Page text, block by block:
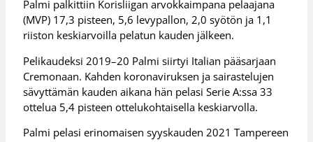
Palmi palkittiin Korisliigan arvokkaimpana pelaajana
(MVP) 17,3 pisteen, 5,6 levypallon, 2,0 syötön ja 1,1
riiston keskiarvoilla pelatun kauden jälkeen.
Pelikaudeksi 2019–20 Palmi siirtyi Italian pääsarjaan
Cremonaan. Kahden koronaviruksen ja sairastelujen
sävyttämän kauden aikana hän pelasi Serie A:ssa 33
ottelua 5,4 pisteen ottelukohtaisella keskiarvolla.
Palmi pelasi erinomaisen syyskauden 2021 Tampereen